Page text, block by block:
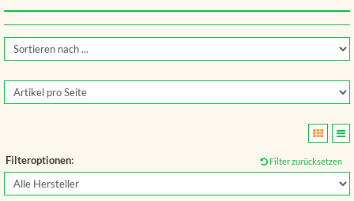
Filteroptionen: Filter zurücksetzen